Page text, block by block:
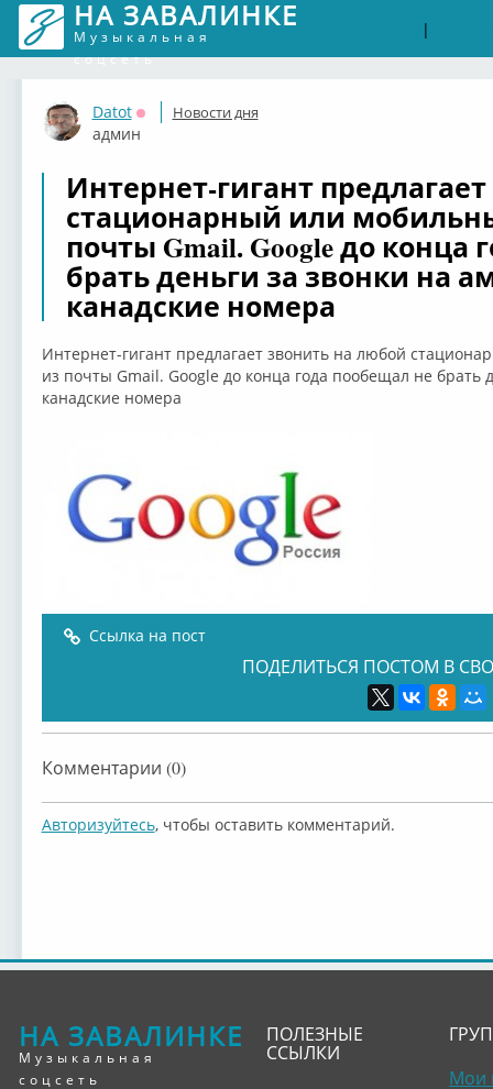
НА ЗАВАЛИНКЕ
Музыкальная
соцсеть
|
Datot
Оффлайн
админ
Новости дня
Интернет-гигант
стационарный или
почты Gmail. Google до конца
брать деньги за звонки на
канадские номера
Интернет-гигант предлагает звонить на любой
из почты Gmail. Google до конца года пообещал не брать
канадские номера
Ссылка на пост
ПОДЕЛИТЬСЯ ПОСТОМ В
Комментарии (0)
Авторизуйтесь, чтобы оставить комментарий.
НА ЗАВАЛИНКЕ
Музыкальная
соцсеть
ПОЛЕЗНЫЕ
ССЫЛКИ
Мои